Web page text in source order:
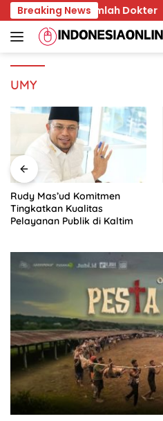
Skip
to
content
Breaking News
Dihina Sejumlah Dokter
UMY
Rudy Mas’ud Komitmen
Tingkatkan Kualitas
Pelayanan Publik di Kaltim